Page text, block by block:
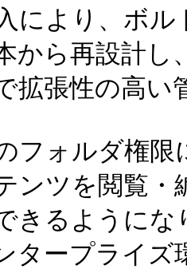
により、ボ
から再設計
拡張性の高い
フォルダ権
ンツを閲覧・
きるように
タープライ